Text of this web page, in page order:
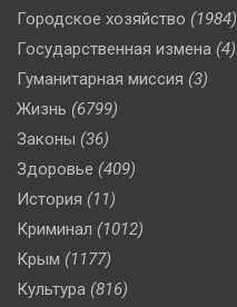
Городское хозяйство (1984)
Государственная измена (4)
Гуманитарная миссия (3)
Жизнь (6799)
Законы (36)
Здоровье (409)
История (11)
Криминал (1012)
Крым (1177)
Культура (816)